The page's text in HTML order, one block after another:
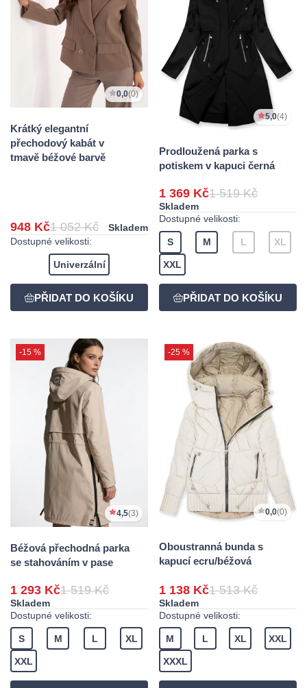
0,0(0)
Krátký elegantní
přechodový kabát v
tmavě béžové barvě
948 Kč1 052 Kč
Skladem
Dostupné velikosti:
Univerzální
5,0(4)
Prodloužená parka s
potiskem v kapuci černá
1 369 Kč1 519 Kč
Skladem
Dostupné velikosti:
S M L XL
XXL
-15 %
4,5(3)
Béžová přechodná parka
se stahováním v pase
1 293 Kč1 519 Kč
Skladem
Dostupné velikosti:
S M L XL
XXL
-25 %
0,0(0)
Oboustranná bunda s
kapucí ecru/béžová
1 138 Kč1 513 Kč
Skladem
Dostupné velikosti:
M L XL XXL
XXXL